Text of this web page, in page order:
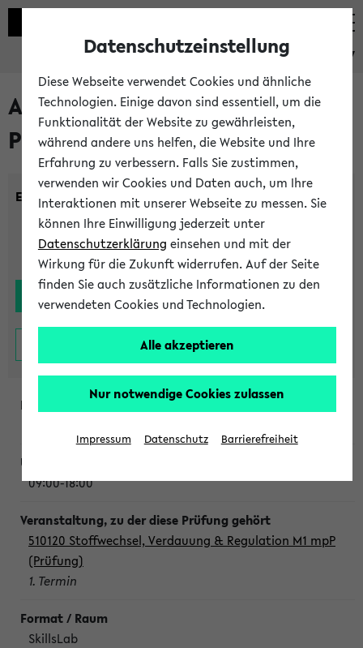
eKVV
Alle noch stattfindenden
Prüfungen
Einrichtung:
09:00-18:00
510120 Stoffwechsel, Verdauung & Regulation M1 mpP
(Prüfung)
1. Termin
SkillsLab
Datenschutzeinstellung
Diese Webseite verwendet Cookies und ähnliche
Technologien. Einige davon sind essentiell, um die
Funktionalität der Website zu gewährleisten,
während andere uns helfen, die Website und Ihre
Erfahrung zu verbessern. Falls Sie zustimmen,
verwenden wir Cookies und Daten auch, um Ihre
Interaktionen mit unserer Webseite zu messen. Sie
können Ihre Einwilligung jederzeit unter
Datenschutzerklärung einsehen und mit der
Wirkung für die Zukunft widerrufen. Auf der Seite
finden Sie auch zusätzliche Informationen zu den
verwendeten Cookies und Technologien.
Alle akzeptieren
Nur notwendige Cookies zulassen
Impressum Datenschutz Barrierefreiheit